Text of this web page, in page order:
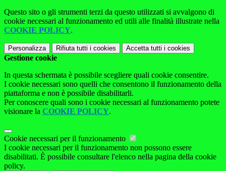
Questo sito o gli strumenti terzi da questo utilizzati si avvalgono di
cookie necessari al funzionamento ed utili alle finalità illustrate nella
COOKIE POLICY.
Personalizza Rifiuta tutti i cookies Accetta tutti i cookies
Gestione cookie
In questa schermata è possibile scegliere quali cookie consentire.
I cookie necessari sono quelli che consentono il funzionamento della
piattaforma e non è possibile disabilitarli.
Per conoscere quali sono i cookie necessari al funzionamento potete
visionare la COOKIE POLICY.
Cookie necessari per il funzionamento
I cookie necessari per il funzionamento non possono essere
disabilitati. È possibile consultare l'elenco nella pagina della cookie
policy.